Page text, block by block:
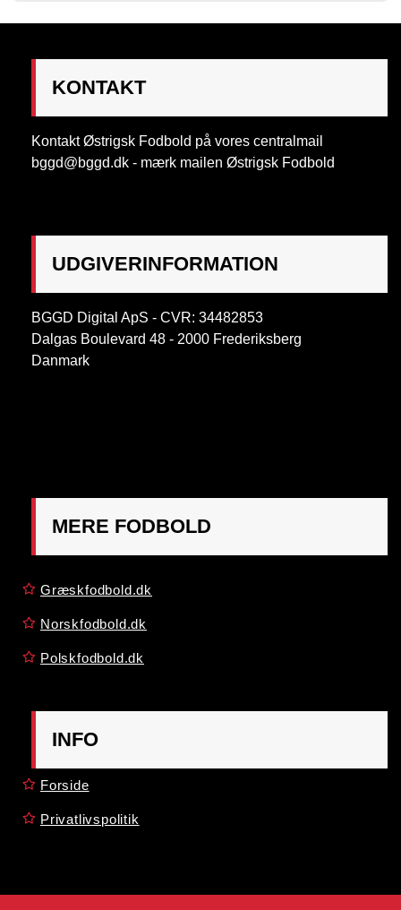
KONTAKT
Kontakt Østrigsk Fodbold på vores centralmail
bggd@bggd.dk - mærk mailen Østrigsk Fodbold
UDGIVERINFORMATION
BGGD Digital ApS - CVR: 34482853
Dalgas Boulevard 48 - 2000 Frederiksberg
Danmark
MERE FODBOLD
Græskfodbold.dk
Norskfodbold.dk
Polskfodbold.dk
INFO
Forside
Privatlivspolitik